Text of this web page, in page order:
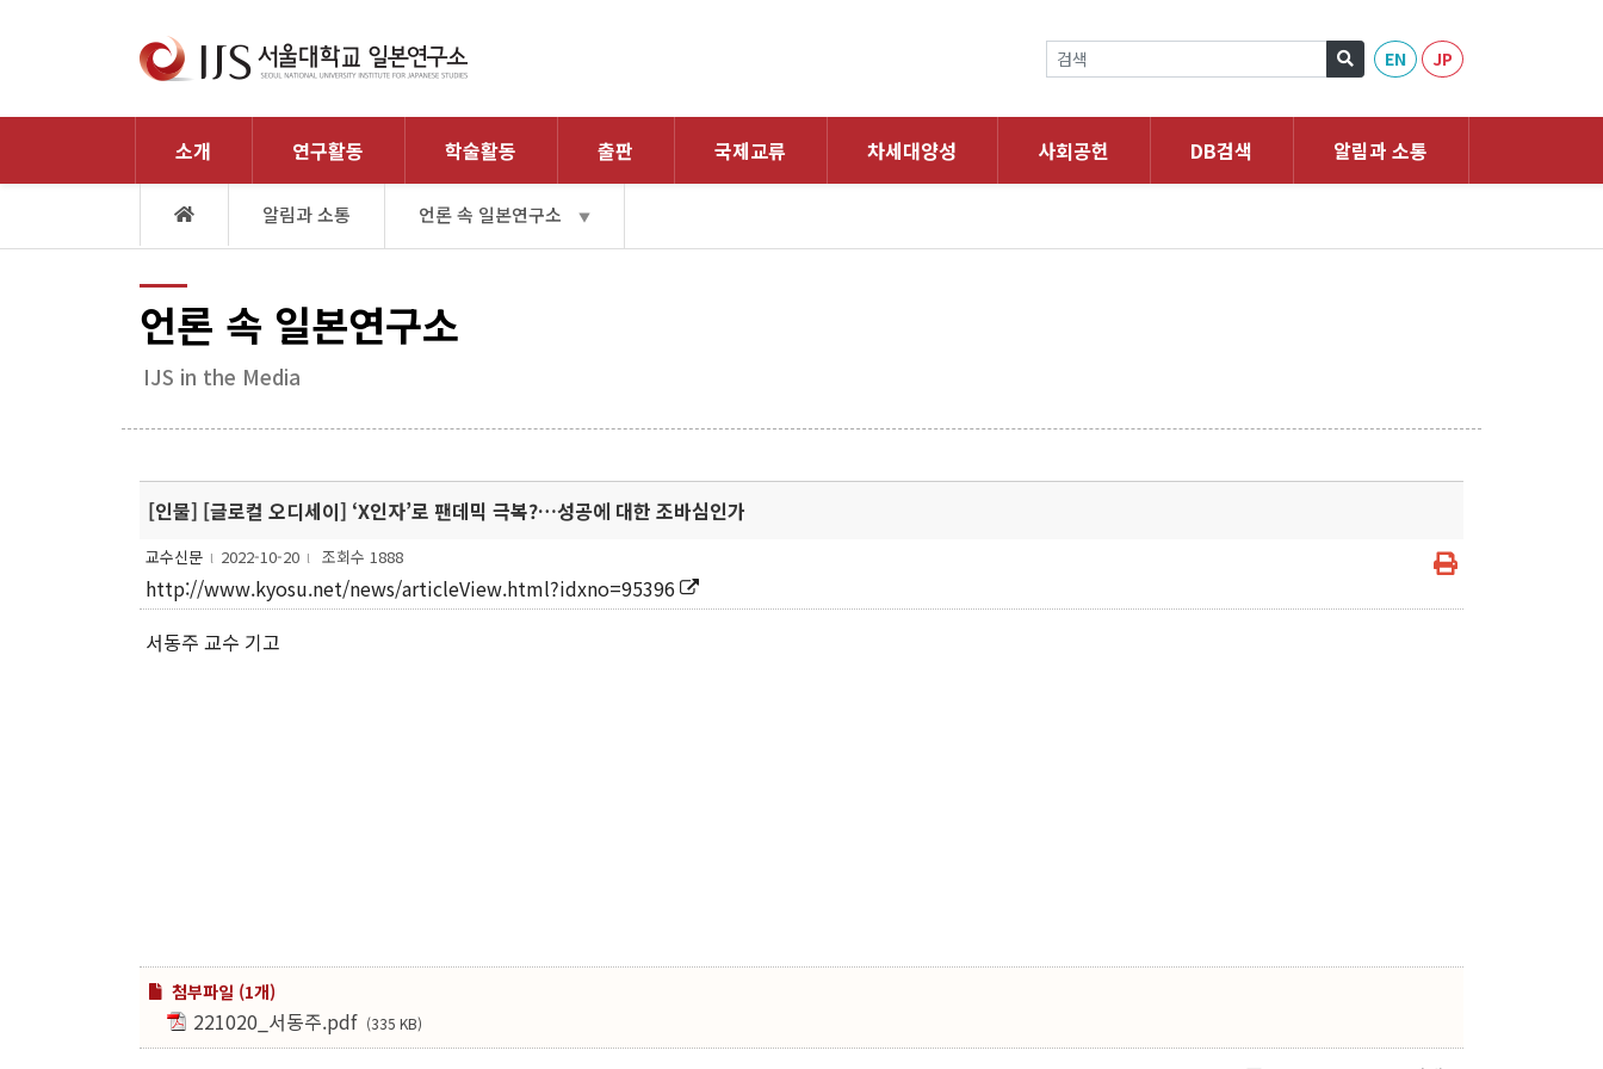
EN JP
소개 연구활동 학술활동 출판 국제교류 차세대양성 사회공헌 DB검색 알림과 소통
알림과 소통 언론 속 일본연구소 ▼
언론 속 일본연구소
IJS in the Media
[인물] [글로컬 오디세이] ‘X인자’로 팬데믹 극복?…성공에 대한 조바심인가
교수신문 l 2022-10-20 l 조회수 1888
http://www.kyosu.net/news/articleView.html?idxno=95396
서동주 교수 기고
첨부파일 (1개)
221020_서동주.pdf (335 KB)